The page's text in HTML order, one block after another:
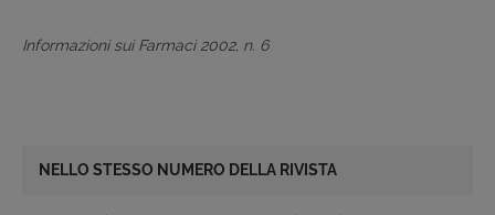
Informazioni sui Farmaci 2002, n. 6
NELLO STESSO NUMERO DELLA RIVISTA